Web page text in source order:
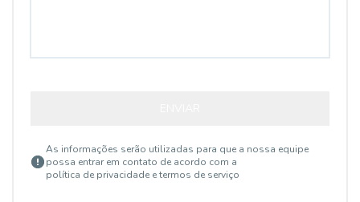
As informações serão utilizadas para que a nossa equipe
possa entrar em contato de acordo com a
política de privacidade e termos de serviço